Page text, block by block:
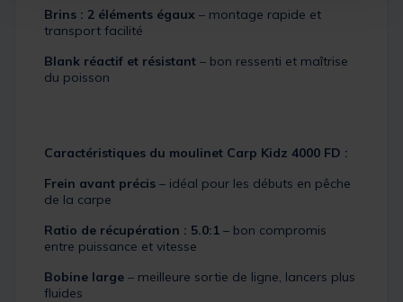
Brins : 2 éléments égaux – montage rapide et
transport facilité
Blank réactif et résistant – bon ressenti et maîtrise
du poisson
Caractéristiques du moulinet Carp Kidz 4000 FD :
Frein avant précis – idéal pour les débuts en pêche
de la carpe
Ratio de récupération : 5.0:1 – bon compromis
entre puissance et vitesse
Bobine large – meilleure sortie de ligne, lancers plus
fluides